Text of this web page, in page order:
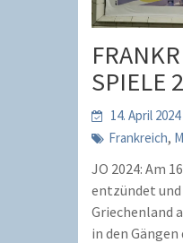
SPIELE
14. April 2024
Frankreich,
JO 2024: Am
entzündet
Griechenland
in den